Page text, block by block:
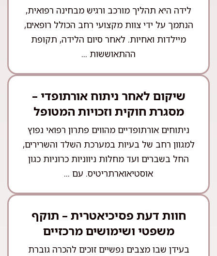
לידה היא תהליך מורכב ורגיש מבחינה רפואית,
הנתמך על ידי צוות מקצועי רחב הכולל רופאים,
מיילדות ואחיות. לאחר סיום הלידה, תקופת
ההתאוששות ...
שיקום לאחר ניתוח אורתופדי –
מסגרת חוקית וזכויות המטופל
ניתוחים אורתופדיים מהווים פתרון רפואי נפוץ
למגוון רחב של בעיות במערכת השלד והשרירים,
החל בשברים ועד מחלות ניווניות כרוניות כגון
אוסטיאוארתריטיס. עם ...
חוות דעת פסיכיאטרית – תוקף
משפטי ושימושים מרכזיים
בעידן שבו מצבים נפשיים זוכים להכרה גוברת